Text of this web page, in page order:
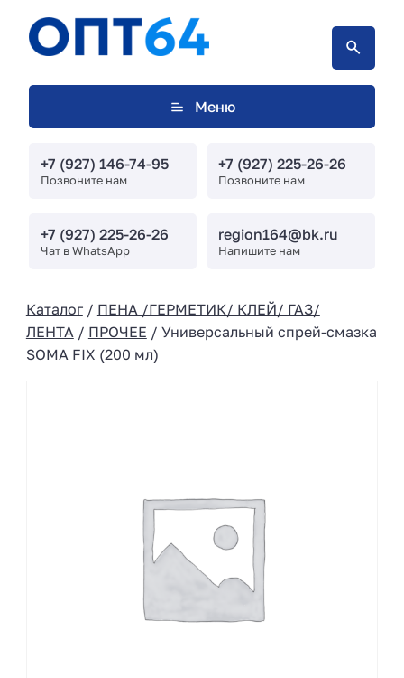
Меню
+7 (927) 146-74-95
Позвоните нам
+7 (927) 225-26-26
Позвоните нам
+7 (927) 225-26-26
Чат в WhatsApp
region164@bk.ru
Напишите нам
Каталог/ ПЕНА /ГЕРМЕТИК/ КЛЕЙ/ ГАЗ/
ЛЕНТА / ПРОЧЕЕ / Универсальный спрей-смазка
SOMA FIX (200 мл)